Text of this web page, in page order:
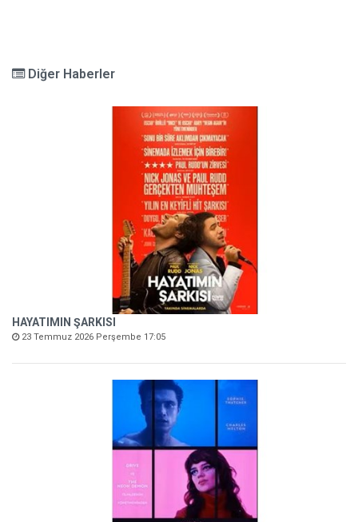
Diğer Haberler
HAYATIMIN ŞARKISI
23 Temmuz 2026 Perşembe 17:05